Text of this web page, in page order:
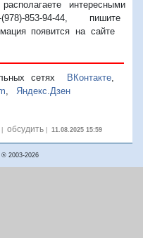
интересными
853-94-44, пишите
появится на сайте
сетях ВКонтакте,
, Яндекс.Дзен
обсудить| 11.08.2025 15:59
2003-2026